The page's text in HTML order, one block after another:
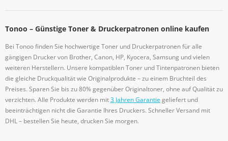
Tonoo – Günstige Toner & Druckerpatronen online kaufen
Bei Tonoo finden Sie hochwertige Toner und Druckerpatronen für alle
gängigen Drucker von Brother, Canon, HP, Kyocera, Samsung und vielen
weiteren Herstellern. Unsere kompatiblen Toner und Tintenpatronen bieten
die gleiche Druckqualität wie Originalprodukte – zu einem Bruchteil des
Preises. Sparen Sie bis zu 80% gegenüber Originaltoner, ohne auf Qualität zu
verzichten. Alle Produkte werden mit3 Jahren Garantiegeliefert und
beeinträchtigen nicht die Garantie Ihres Druckers. Schneller Versand mit
DHL – bestellen Sie heute, drucken Sie morgen.